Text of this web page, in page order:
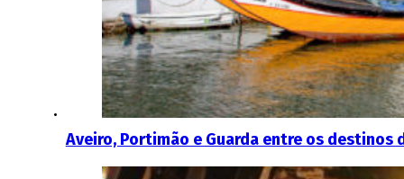
Aveiro, Portimão e Guarda entre os